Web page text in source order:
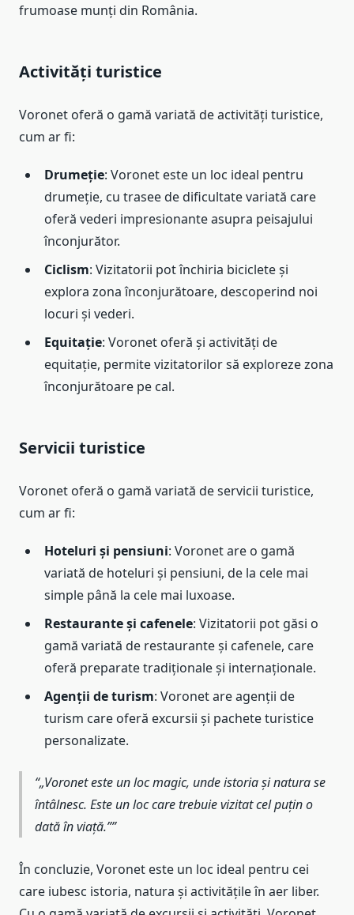
frumoase munți din România.
Activități turistice
Voronet oferă o gamă variată de activități turistice,
cum ar fi:
Drumeție: Voronet este un loc ideal pentru
drumeție, cu trasee de dificultate variată care
oferă vederi impresionante asupra peisajului
înconjurător.
Ciclism: Vizitatorii pot închiria biciclete și
explora zona înconjurătoare, descoperind noi
locuri și vederi.
Equitație: Voronet oferă și activități de
equitație, permite vizitatorilor să exploreze zona
înconjurătoare pe cal.
Servicii turistice
Voronet oferă o gamă variată de servicii turistice,
cum ar fi:
Hoteluri și pensiuni: Voronet are o gamă
variată de hoteluri și pensiuni, de la cele mai
simple până la cele mai luxoase.
Restaurante și cafenele: Vizitatorii pot găsi o
gamă variată de restaurante și cafenele, care
oferă preparate tradiționale și internaționale.
Agenții de turism: Voronet are agenții de
turism care oferă excursii și pachete turistice
personalizate.
„Voronet este un loc magic, unde istoria și natura se
întâlnesc. Este un loc care trebuie vizitat cel puțin o
dată în viață.”
În concluzie, Voronet este un loc ideal pentru cei
care iubesc istoria, natura și activitățile în aer liber.